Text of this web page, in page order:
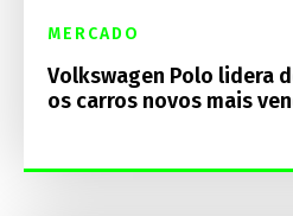
MERCADO
Volkswagen Polo lidera
os carros novos mais